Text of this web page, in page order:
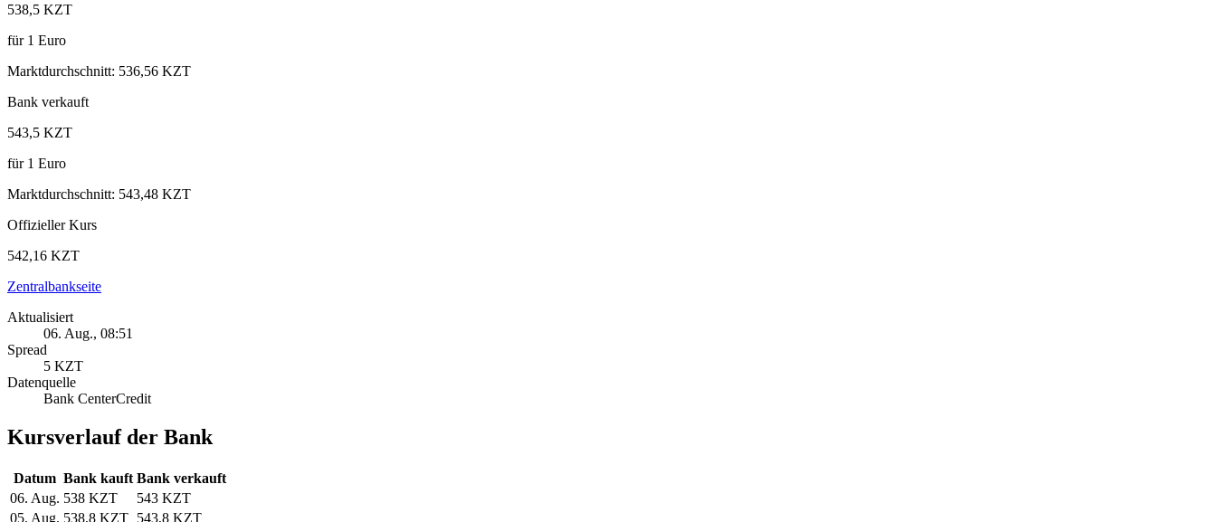
538,5 KZT
für1 Euro
Marktdurchschnitt: 536,56 KZT
Bank verkauft
543,5 KZT
für1 Euro
Marktdurchschnitt: 543,48 KZT
Offizieller Kurs
542,16 KZT
Zentralbankseite
Aktualisiert
06. Aug., 08:51
Spread
5 KZT
Datenquelle
Bank CenterCredit
Kursverlauf der Bank
Datum Bank kauft Bank verkauft
06. Aug. 538 KZT
543 KZT
05. Aug. 538,8 KZT 543,8 KZT